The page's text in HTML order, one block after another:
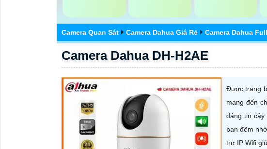
Camera Quan Sát Camera Dahua Giá Rẻ Camera Dahua
Camera Dahua DH-H2AE
Được trang
mang đến
đáng tin
ban đêm
trợ IP Wifi